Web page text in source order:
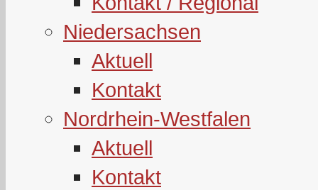
Niedersachsen
Aktuell
Kontakt
Nordrhein-Westfalen
Aktuell
Kontakt